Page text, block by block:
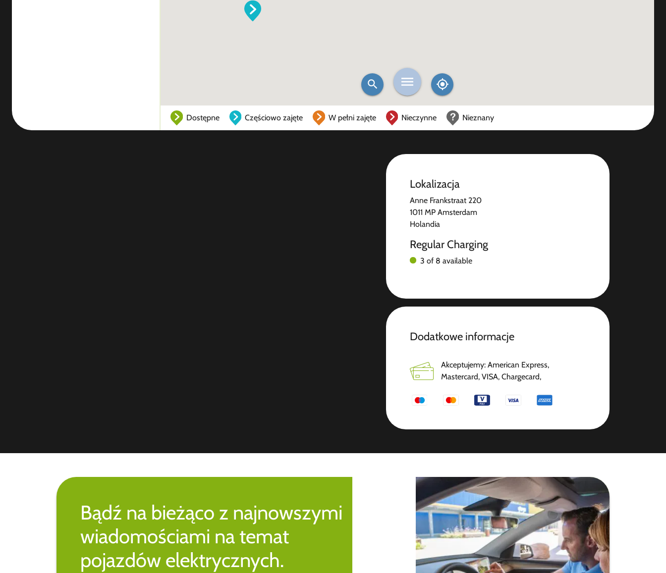
Dostępne Częściowo zajęte W pełni zajęte Nieczynne Nieznany
Lokalizacja
Anne Frankstraat 220
1011 MP Amsterdam
Holandia
Regular Charging
3 of 8 available
Dodatkowe informacje
Akceptujemy: American Express,
Mastercard, VISA, Chargecard,
Bądź na bieżąco z najnowszymi
wiadomościami na temat
pojazdów elektrycznych.